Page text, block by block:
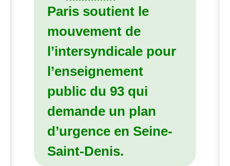
Paris soutient le
mouvement de
l’intersyndicale pour
l’enseignement
public du 93 qui
demande un plan
d’urgence en Seine-
Saint-Denis.